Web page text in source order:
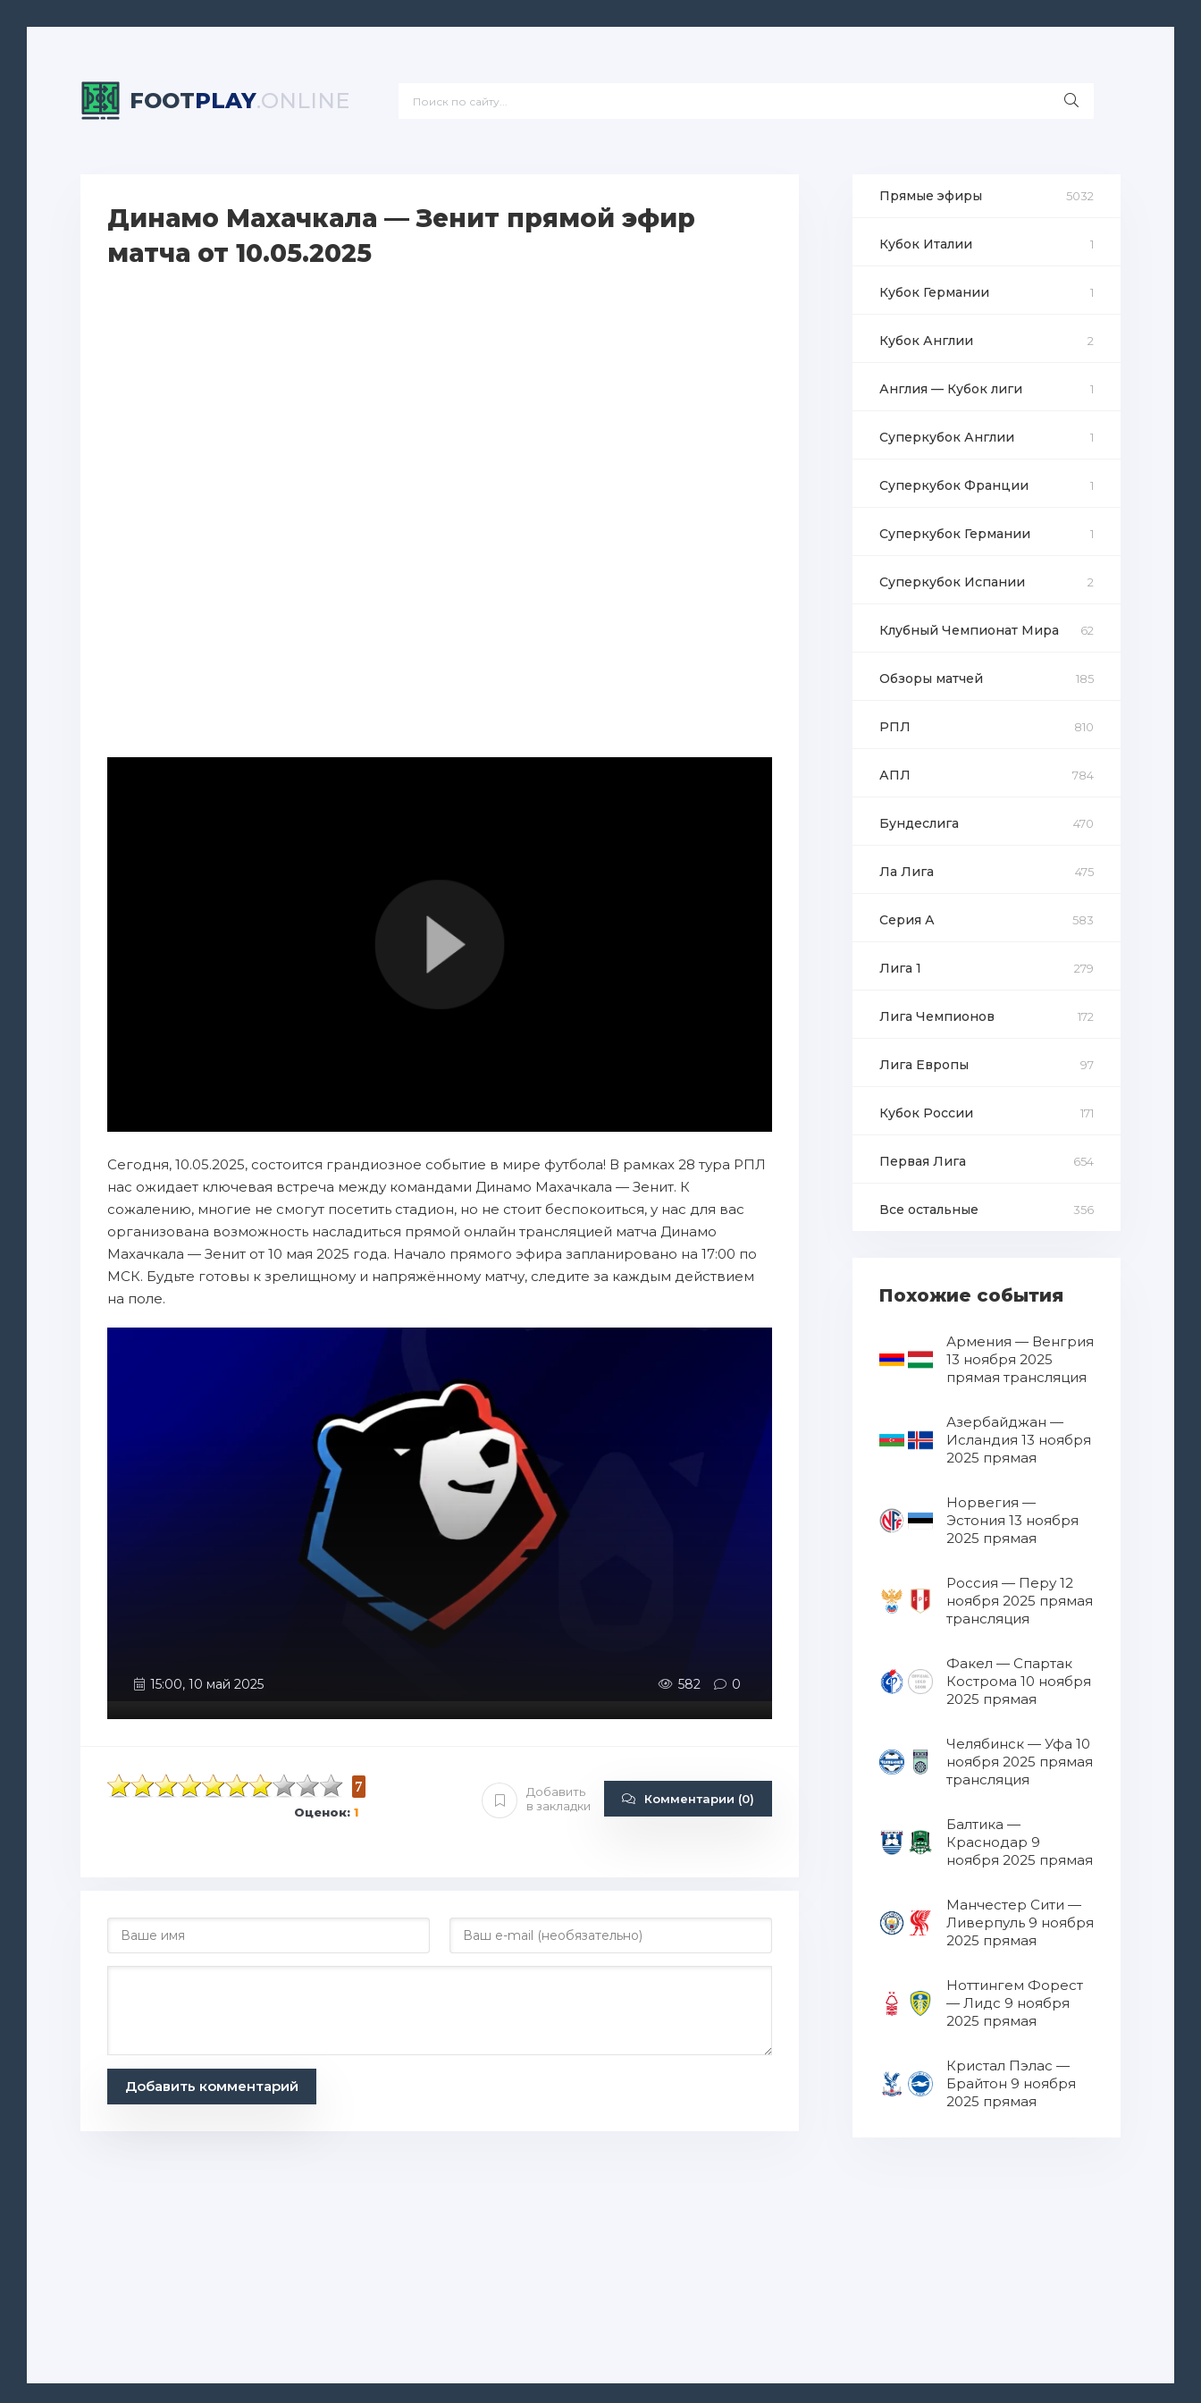
FOOTPLAY.ONLINE
Динамо Махачкала — Зенит прямой эфир
матча от 10.05.2025
Сегодня, 10.05.2025, состоится грандиозное событие в мире футбола! В рамках 28 тура РПЛ
нас ожидает ключевая встреча между командами Динамо Махачкала — Зенит. К
сожалению, многие не смогут посетить стадион, но не стоит беспокоиться, у нас для вас
организована возможность насладиться прямой онлайн трансляцией матча Динамо
Махачкала — Зенит от 10 мая 2025 года. Начало прямого эфира запланировано на 17:00 по
МСК. Будьте готовы к зрелищному и напряжённому матчу, следите за каждым действием
на поле.
15:00, 10 май 2025 582 0
7
Оценок: 1
Добавить
в закладки
Комментарии (0)
Добавить комментарий
Прямые эфиры 5032
Кубок Италии 1
Кубок Германии 1
Кубок Англии 2
Англия — Кубок лиги 1
Суперкубок Англии 1
Суперкубок Франции 1
Суперкубок Германии 1
Суперкубок Испании 2
Клубный Чемпионат Мира 62
Обзоры матчей 185
РПЛ 810
АПЛ 784
Бундеслига 470
Ла Лига 475
Серия А 583
Лига 1 279
Лига Чемпионов 172
Лига Европы 97
Кубок России 171
Первая Лига 654
Все остальные 356
Похожие события
Армения — Венгрия
13 ноября 2025
прямая трансляция
Азербайджан —
Исландия 13 ноября
2025 прямая
Норвегия —
Эстония 13 ноября
2025 прямая
Россия — Перу 12
ноября 2025 прямая
трансляция
Факел — Спартак
Кострома 10 ноября
2025 прямая
Челябинск — Уфа 10
ноября 2025 прямая
трансляция
Балтика —
Краснодар 9
ноября 2025 прямая
Манчестер Сити —
Ливерпуль 9 ноября
2025 прямая
Ноттингем Форест
— Лидс 9 ноября
2025 прямая
Кристал Пэлас —
Брайтон 9 ноября
2025 прямая